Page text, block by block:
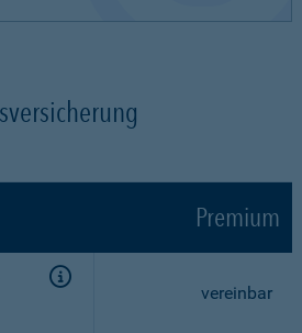
Premium
vereinbar